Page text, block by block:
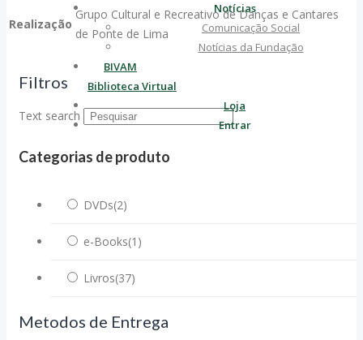
Notícias
Comunicação Social
Notícias da Fundação
BIVAM
Biblioteca Virtual
Loja
Entrar
Realização
Grupo Cultural e Recreativo de Danças e Cantares
de Ponte de Lima
Filtros
Text search
Categorias de produto
DVDs(2)
e-Books(1)
Livros(37)
Metodos de Entrega